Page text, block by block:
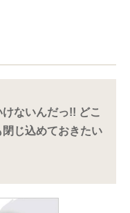
ないんだっ!! どこ
じ込めておきたい